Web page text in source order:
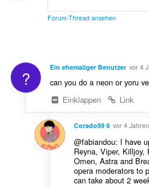
Forum-Thread ansehen
? Ein ehemaliger Benutzer vor 4
can you do a neon or yoru
Einklappen
Link
Corado99 6 vor 4 Jahren
@fabiandou: I have
Reyna, Viper, Killjoy,
Omen, Astra and
opera moderators to
can take about 2